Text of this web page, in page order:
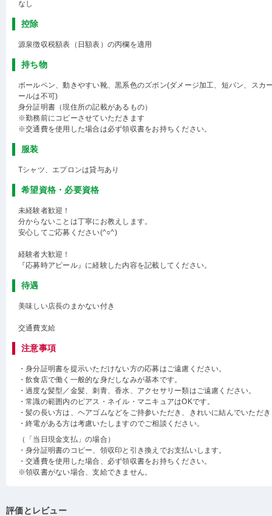
なし
控除
源泉徴収税額表（日額表）の丙欄を適用
持ち物
ボールペン、動きやすい靴、黒系色のズボン(ダメージ加工、短パン、スカ
ールは不可)
身分証明書（現住所の記載があるもの）
※勤務前にコピーさせていただきます
※交通費を使用した場合は必ず領収書をお持ちください。
服装
Tシャツ、エプロンは貸与あり
希望資格・必要資格
未経験者歓迎！
分からないことは丁寧にお教えします。
安心してご応募ください(^○^)
経験者大歓迎！
『応募時アピール』に経験した内容を記載してください。
待遇
美味しい店長のまかない付き
交通費支給
注意事項
・身分証明書を提示いただけない方の応募はご遠慮ください。
・飲食店で働く一般的な身だしなみが基本です。
・過度な髪型／金髪、刺青、香水、アクセサリー類はご遠慮ください。
・常識の範囲内のピアス・ネイル・マニキュアはOKです。
・髪の長い方は、ヘアゴムなどをご持参いただき、きれいに結んでいただ
・終電がある方は考慮いたしますのでご相談ください。
（「当日現金支払」の場合）
・身分証明書のコピー、領収印と引き換えでお支払いします。
・交通費を使用した場合、必ず領収書をお持ちください。
※領収書がない場合、支給できません。
評価とレビュー